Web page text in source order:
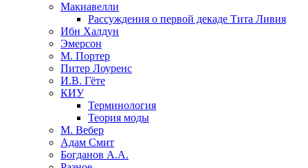
Макиавелли
Рассуждения о первой декаде Тита Ливия
Ибн Халдун
Эмерсон
М. Портер
Питер Лоуренс
И.В. Гёте
КИУ
Терминология
Теория моды
М. Вебер
Адам Смит
Богданов А.А.